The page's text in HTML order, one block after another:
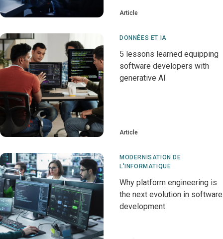
Article
DONNÉES ET IA
5 lessons learned equipping
software developers with
generative AI
Article
MODERNISATION DE
L'INFORMATIQUE
Why platform engineering is
the next evolution in software
development